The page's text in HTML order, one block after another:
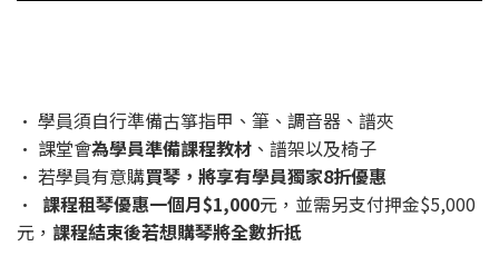
• 學員須自行準備古箏指甲、筆、調音器、譜夾
• 課堂會為學員準備課程教材 、譜架以及椅子
• 若學員有意購買琴，將享有學員獨家8折優惠
• 課程租琴優惠一個月$1,000元，並需另支付押金$5,000
元， 課程結束後若想購琴將全數折抵